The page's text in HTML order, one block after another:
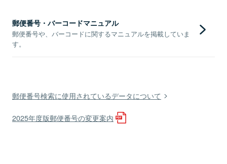
郵便番号・バーコードマニュアル
郵便番号や、バーコードに関するマニュアルを掲載していま
す。
郵便番号検索に使用されているデータについて
2025年度版郵便番号の変更案内